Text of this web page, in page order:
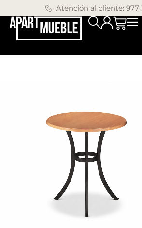
Atención al cliente: 977